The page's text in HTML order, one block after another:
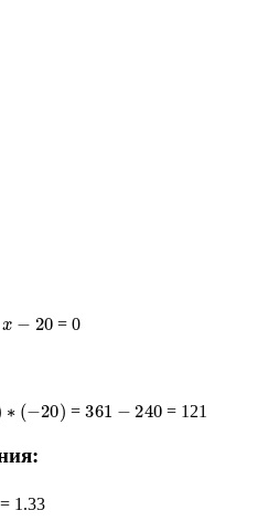
= 0
−20) =361 240 = 121
6
= 1.33